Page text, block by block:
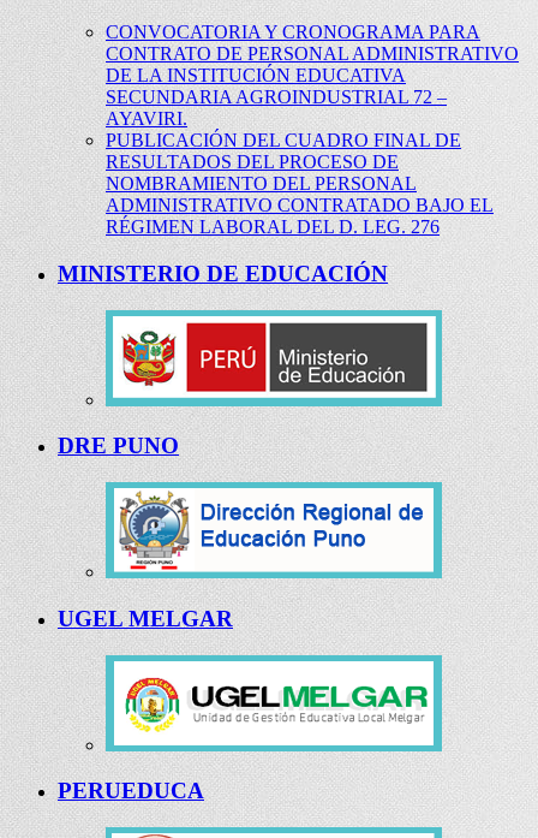
CONVOCATORIA Y CRONOGRAMA PARA
CONTRATO DE PERSONAL ADMINISTRATIVO
DE LA INSTITUCIÓN EDUCATIVA
SECUNDARIA AGROINDUSTRIAL 72 –
AYAVIRI.
PUBLICACIÓN DEL CUADRO FINAL DE
RESULTADOS DEL PROCESO DE
NOMBRAMIENTO DEL PERSONAL
ADMINISTRATIVO CONTRATADO BAJO EL
RÉGIMEN LABORAL DEL D. LEG. 276
MINISTERIO DE EDUCACIÓN
DRE PUNO
UGEL MELGAR
PERUEDUCA